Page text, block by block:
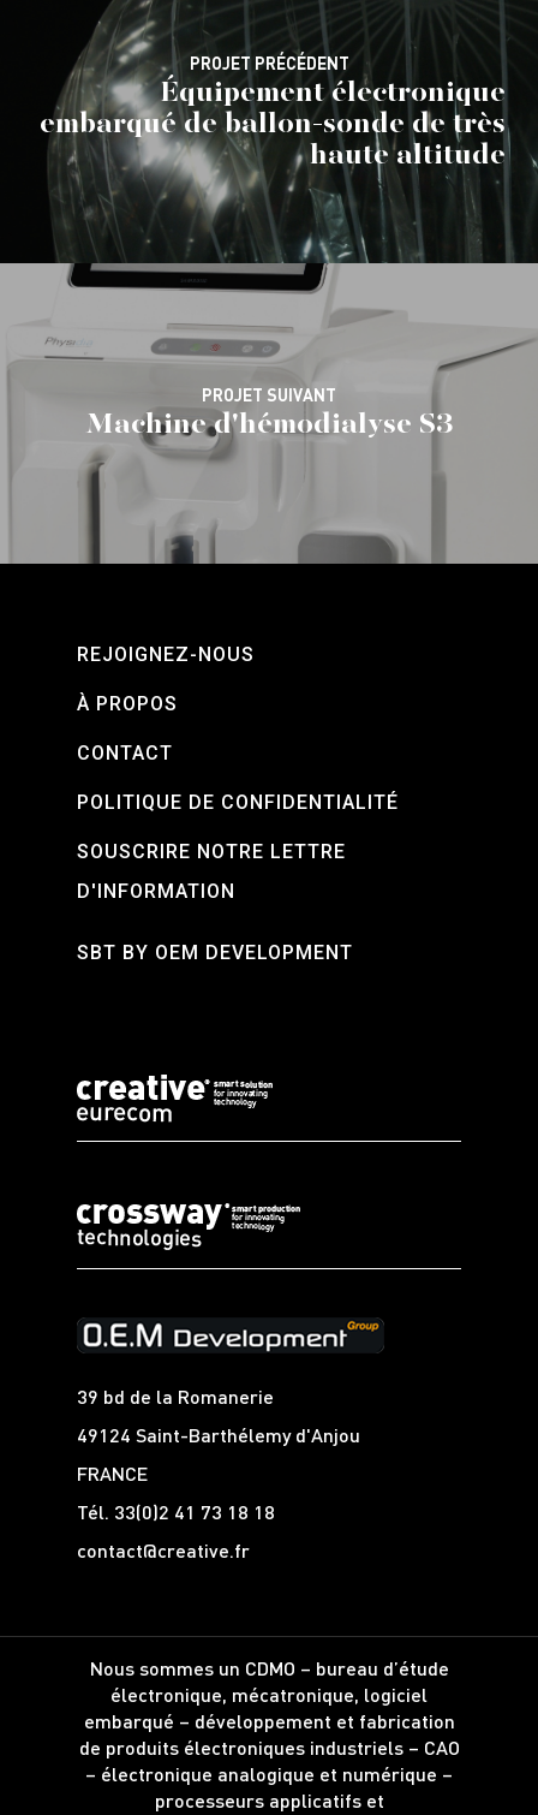
PROJET PRÉCÉDENT
Équipement électronique
embarqué de ballon-sonde de très
haute altitude
PROJET SUIVANT
Machine d'hémodialyse S3
REJOIGNEZ-NOUS
À PROPOS
CONTACT
POLITIQUE DE CONFIDENTIALITÉ
SOUSCRIRE NOTRE LETTRE
D'INFORMATION
SBT BY OEM DEVELOPMENT
39 bd de la Romanerie
49124 Saint-Barthélemy d'Anjou
FRANCE
Tél. 33(0)2 41 73 18 18
contact@creative.fr
Nous sommes un CDMO – bureau d’étude
électronique, mécatronique, logiciel
embarqué – développement et fabrication
de produits électroniques industriels – CAO
– électronique analogique et numérique –
processeurs applicatifs et